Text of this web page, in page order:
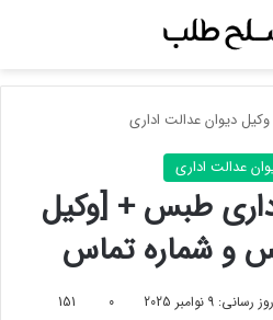
وکیل دیوان عدالت اداری
عدالت اداری
طبس + [وکیل
و شماره تماس
9 نوامبر 2025 0
151